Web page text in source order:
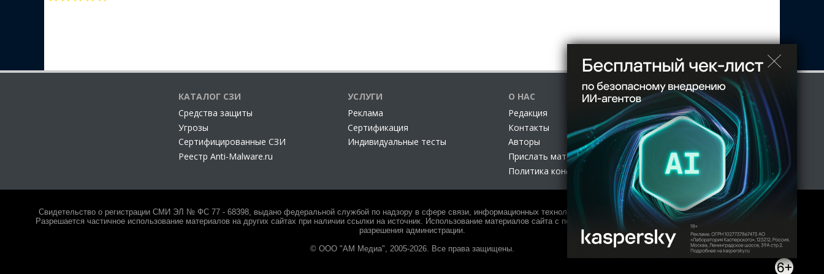
КАТАЛОГ СЗИ
Cредства защиты
Угрозы
Сертифицированные СЗИ
Реестр Anti-Malware.ru
УСЛУГИ
Реклама
Сертификация
Индивидуальные тесты
О НАС
Редакция
Контакты
Авторы
Прислать материал
Политика конфиденциальности
Свидетельство о регистрации СМИ ЭЛ № ФС 77 - 68398, выдано федеральной службой по надзору в сфере связи, информационных технологий и массовых коммуникаций (Роскомнадзор) 27.01.2017
Разрешается частичное использование материалов на других сайтах при наличии ссылки на источник. Использование материалов сайта с полной копией оригинала допускается только с письменного
разрешения администрации.
© ООО "АМ Медиа", 2005-2026. Все права защищены.